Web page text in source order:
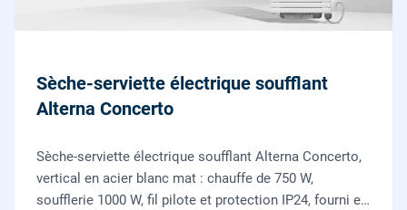
Sèche-serviette électrique soufflant
Alterna Concerto
Sèche-serviette électrique soufflant Alterna Concerto,
vertical en acier blanc mat : chauffe de 750 W,
soufflerie 1000 W, fil pilote et protection IP24, fourni et